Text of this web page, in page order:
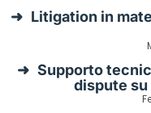
Litigation in
Supporto
dispute su